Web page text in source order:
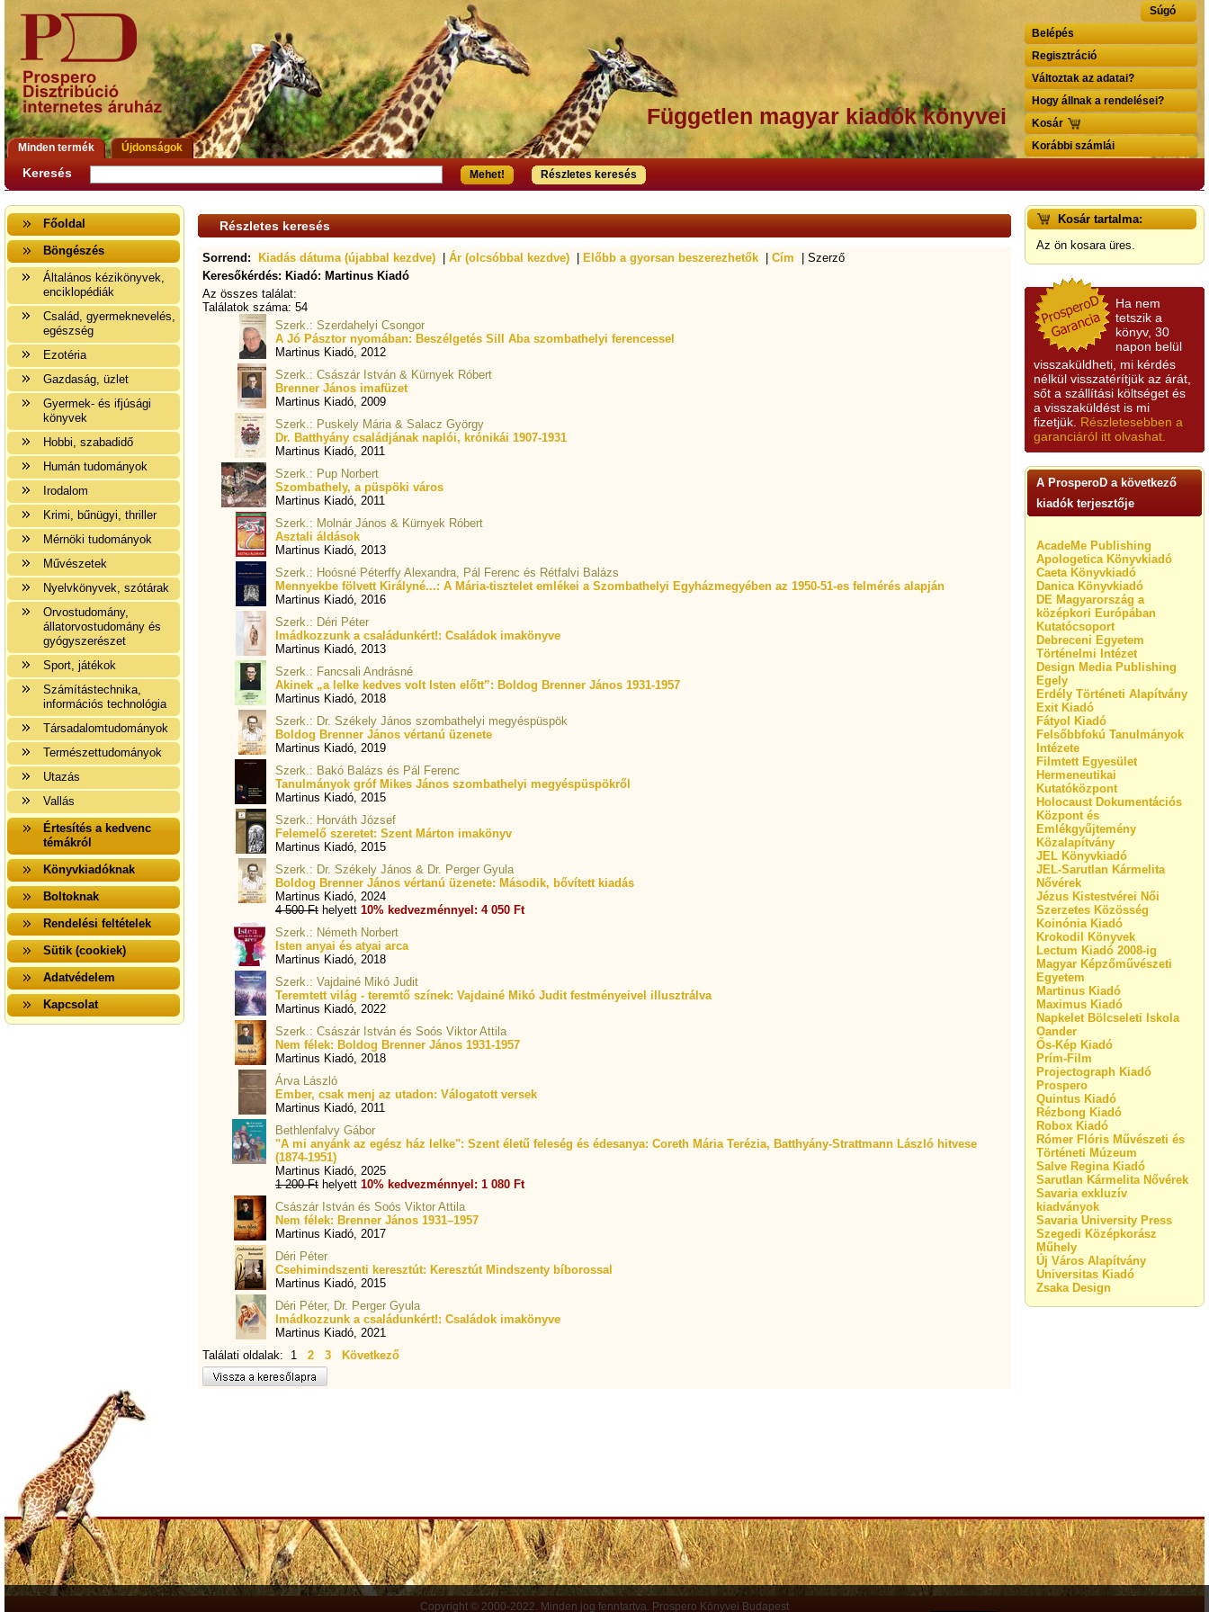
Súgó
Belépés
Regisztráció
Változtak az adatai?
Hogy állnak a rendelései?
Kosár
Korábbi számlái
Független magyar kiadók könyvei
Minden termék Újdonságok
Keresés Mehet! Részletes keresés
Főoldal
Böngészés
Általános kézikönyvek,
enciklopédiák
Család, gyermeknevelés,
egészség
Ezotéria
Gazdaság, üzlet
Gyermek- és ifjúsági
könyvek
Hobbi, szabadidő
Humán tudományok
Irodalom
Krimi, bűnügyi, thriller
Mérnöki tudományok
Művészetek
Nyelvkönyvek, szótárak
Orvostudomány,
állatorvostudomány és
gyógyszerészet
Sport, játékok
Számítástechnika,
információs technológia
Társadalomtudományok
Természettudományok
Utazás
Vallás
Értesítés a kedvenc
témákról
Könyvkiadóknak
Boltoknak
Rendelési feltételek
Sütik (cookiek)
Adatvédelem
Kapcsolat
Kosár tartalma:
Az ön kosara üres.
Ha nem
tetszik a
könyv, 30
napon belül
visszaküldheti, mi kérdés
nélkül visszatérítjük az árát,
sőt a szállítási költséget és
a visszaküldést is mi
fizetjük. Részletesebben a
garanciáról itt olvashat.
A ProsperoD a következő
kiadók terjesztője
AcadeMe Publishing
Apologetica Könyvkiadó
Caeta Könyvkiadó
Danica Könyvkiadó
DE Magyarország a
középkori Európában
Kutatócsoport
Debreceni Egyetem
Történelmi Intézet
Design Media Publishing
Egely
Erdély Történeti Alapítvány
Exit Kiadó
Fátyol Kiadó
Felsőbbfokú Tanulmányok
Intézete
Filmtett Egyesület
Hermeneutikai
Kutatóközpont
Holocaust Dokumentációs
Központ és
Emlékgyűjtemény
Közalapítvány
JEL Könyvkiadó
JEL-Sarutlan Kármelita
Nővérek
Jézus Kistestvérei Női
Szerzetes Közösség
Koinónia Kiadó
Krokodil Könyvek
Lectum Kiadó 2008-ig
Magyar Képzőművészeti
Egyetem
Martinus Kiadó
Maximus Kiadó
Napkelet Bölcseleti Iskola
Oander
Ős-Kép Kiadó
Prím-Film
Projectograph Kiadó
Prospero
Quintus Kiadó
Rézbong Kiadó
Robox Kiadó
Rómer Flóris Művészeti és
Történeti Múzeum
Salve Regina Kiadó
Sarutlan Kármelita Nővérek
Savaria exkluzív
kiadványok
Savaria University Press
Szegedi Középkorász
Műhely
Új Város Alapítvány
Universitas Kiadó
Zsaka Design
Részletes keresés
Sorrend: Kiadás dátuma (újabbal kezdve) Ár (olcsóbbal kezdve) Előbb a gyorsan beszerezhetők Cím | Szerző
Keresőkérdés: Kiadó: Martinus Kiadó
Az összes találat:
Találatok száma: 54
Szerk.: Szerdahelyi Csongor
A Jó Pásztor nyomában: Beszélgetés Sill Aba szombathelyi ferencessel
Martinus Kiadó, 2012
Szerk.: Császár István & Kürnyek Róbert
Brenner János imafüzet
Martinus Kiadó, 2009
Szerk.: Puskely Mária & Salacz György
Dr. Batthyány családjának naplói, krónikái 1907-1931
Martinus Kiadó, 2011
Szerk.: Pup Norbert
Szombathely, a püspöki város
Martinus Kiadó, 2011
Szerk.: Molnár János & Kürnyek Róbert
Asztali áldások
Martinus Kiadó, 2013
Szerk.: Hoósné Péterffy Alexandra, Pál Ferenc és Rétfalvi Balázs
Mennyekbe fölvett Királyné...: A Mária-tisztelet emlékei a Szombathelyi Egyházmegyében az 1950-51-es felmérés alapján
Martinus Kiadó, 2016
Szerk.: Déri Péter
Imádkozzunk a családunkért!: Családok imakönyve
Martinus Kiadó, 2013
Szerk.: Fancsali Andrásné
Akinek „a lelke kedves volt Isten előtt”: Boldog Brenner János 1931-1957
Martinus Kiadó, 2018
Szerk.: Dr. Székely János szombathelyi megyéspüspök
Boldog Brenner János vértanú üzenete
Martinus Kiadó, 2019
Szerk.: Bakó Balázs és Pál Ferenc
Tanulmányok gróf Mikes János szombathelyi megyéspüspökről
Martinus Kiadó, 2015
Szerk.: Horváth József
Felemelő szeretet: Szent Márton imakönyv
Martinus Kiadó, 2015
Szerk.: Dr. Székely János & Dr. Perger Gyula
Boldog Brenner János vértanú üzenete: Második, bővített kiadás
Martinus Kiadó, 2024
4 500 Ft helyett 10% kedvezménnyel: 4 050 Ft
Szerk.: Németh Norbert
Isten anyai és atyai arca
Martinus Kiadó, 2018
Szerk.: Vajdainé Mikó Judit
Teremtett világ - teremtő színek: Vajdainé Mikó Judit festményeivel illusztrálva
Martinus Kiadó, 2022
Szerk.: Császár István és Soós Viktor Attila
Nem félek: Boldog Brenner János 1931-1957
Martinus Kiadó, 2018
Árva László
Ember, csak menj az utadon: Válogatott versek
Martinus Kiadó, 2011
Bethlenfalvy Gábor
"A mi anyánk az egész ház lelke": Szent életű feleség és édesanya: Coreth Mária Terézia, Batthyány-Strattmann László hitvese
(1874-1951)
Martinus Kiadó, 2025
1 200 Ft helyett 10% kedvezménnyel: 1 080 Ft
Császár István és Soós Viktor Attila
Nem félek: Brenner János 1931–1957
Martinus Kiadó, 2017
Déri Péter
Csehimindszenti keresztút: Keresztút Mindszenty bíborossal
Martinus Kiadó, 2015
Déri Péter, Dr. Perger Gyula
Imádkozzunk a családunkért!: Családok imakönyve
Martinus Kiadó, 2021
Találati oldalak: 1 2 3 Következő
Copyright © 2000-2022. Minden jog fenntartva. Prospero Könyvei Budapest